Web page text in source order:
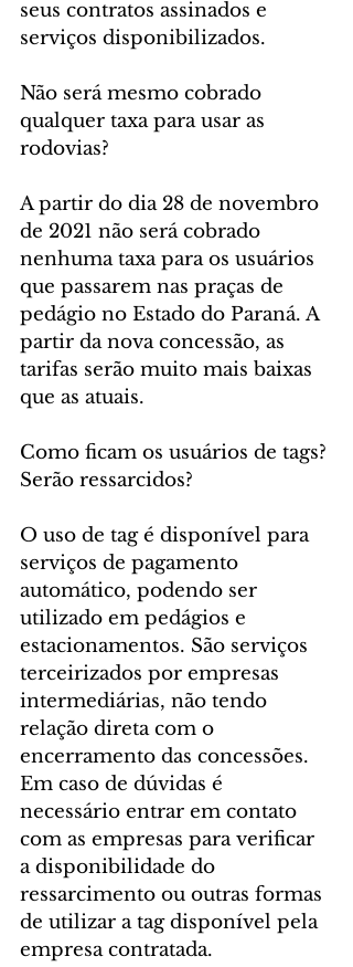
seus contratos assinados e
serviços disponibilizados.
Não será mesmo cobrado
qualquer taxa para usar as
rodovias?
A partir do dia 28 de novembro
de 2021 não será cobrado
nenhuma taxa para os usuários
que passarem nas praças de
pedágio no Estado do Paraná. A
partir da nova concessão, as
tarifas serão muito mais baixas
que as atuais.
Como ficam os usuários de tags?
Serão ressarcidos?
O uso de tag é disponível para
serviços de pagamento
automático, podendo ser
utilizado em pedágios e
estacionamentos. São serviços
terceirizados por empresas
intermediárias, não tendo
relação direta com o
encerramento das concessões.
Em caso de dúvidas é
necessário entrar em contato
com as empresas para verificar
a disponibilidade do
ressarcimento ou outras formas
de utilizar a tag disponível pela
empresa contratada.